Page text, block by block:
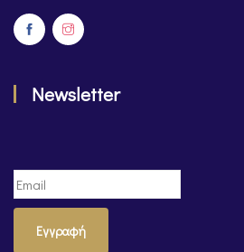
Newsletter
Εγγραφή